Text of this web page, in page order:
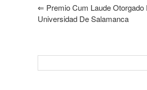
⇐ Premio Cum Laude Otorgado
Universidad De Salamanca